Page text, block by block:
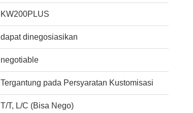
KW200PLUS
dapat dinegosiasikan
negotiable
Tergantung pada Persyaratan Kustomisasi
T/T, L/C (Bisa Nego)